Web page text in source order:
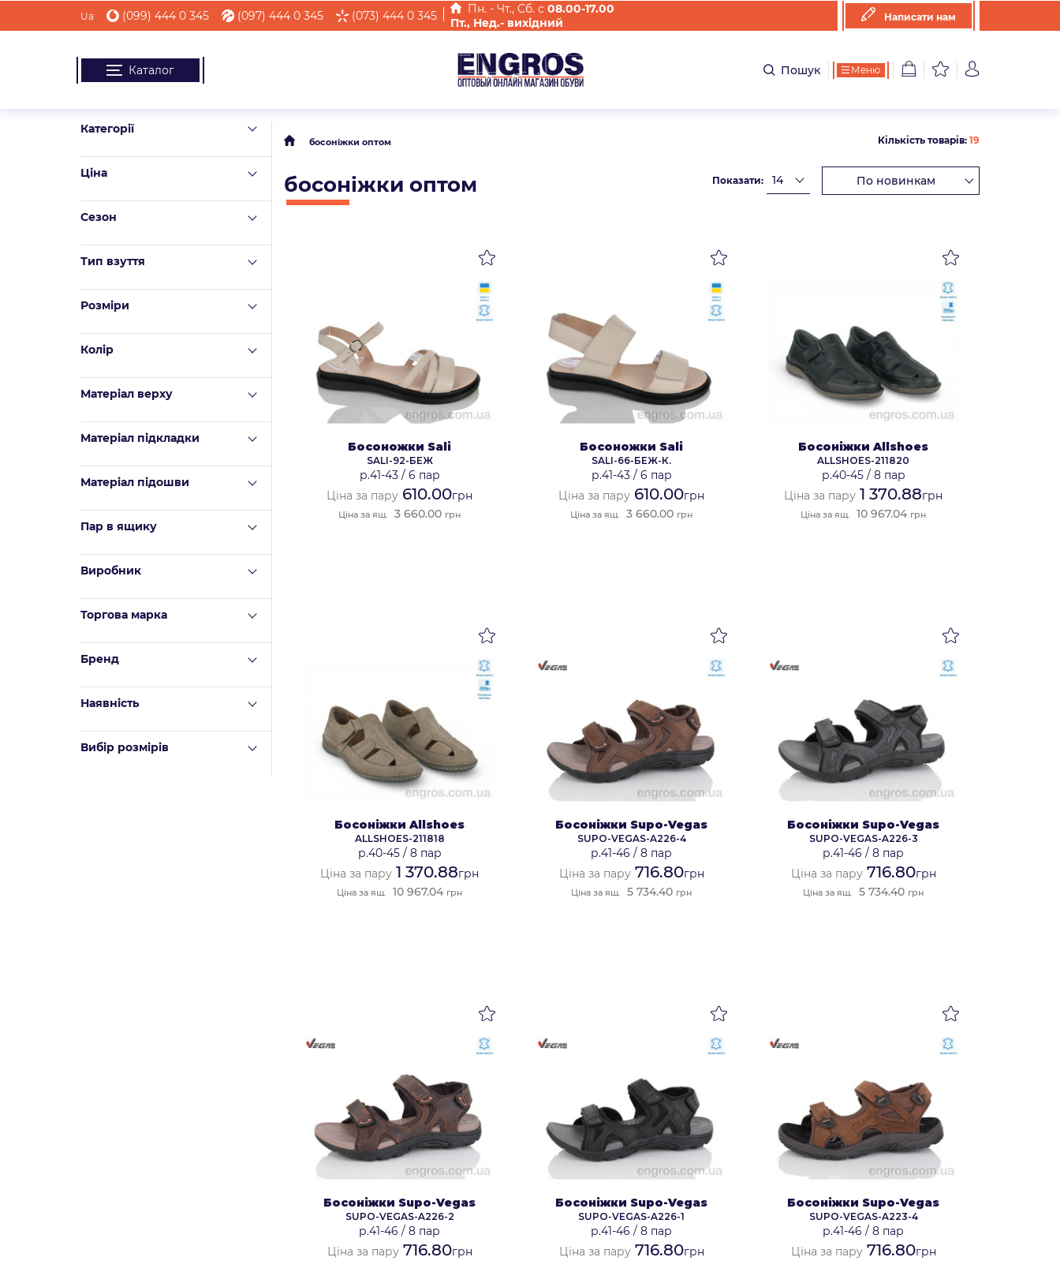
Ua (099) 444 0 345 (097) 444 0 345 (073) 444 0 345 Пн. - Чт., Cб. с 08.00-17.00
Пт., Нед.- вихідний
Написати нам
Каталог Пошук Меню
Категорії
Ціна
Сезон
Тип взуття
Розміри
Колір
Матеріал верху
Mатеріал підкладки
Матеріал підошви
Пар в ящику
Виробник
Торгова марка
Бренд
Наявність
Вибір розмірів
босоніжки оптом Кількість товарів: 19
босоніжки оптом Показати:
Босоножки Sali
SALI-92-БЕЖ
р.41-43/ 6 пар
Ціна за пару 610.00грн
Ціна за ящ. 3 660.00 грн
Босоножки Sali
SALI-66-БЕЖ-К.
р.41-43/ 6 пар
Ціна за пару 610.00грн
Ціна за ящ. 3 660.00 грн
Босоніжки Allshoes
ALLSHOES-211820
р.40-45/ 8 пар
Ціна за пару 1 370.88грн
Ціна за ящ. 10 967.04 грн
Босоніжки Allshoes
ALLSHOES-211818
р.40-45/ 8 пар
Ціна за пару 1 370.88грн
Ціна за ящ. 10 967.04 грн
Босоніжки Supo-Vegas
SUPO-VEGAS-A226-4
р.41-46 /8 пар
Ціна за пару716.80грн
Ціна за ящ. 5 734.40 грн
Босоніжки Supo-Vegas
SUPO-VEGAS-A226-3
р.41-46 /8 пар
Ціна за пару716.80грн
Ціна за ящ. 5 734.40 грн
Босоніжки Supo-Vegas
SUPO-VEGAS-A226-2
р.41-46 /8 пар
Ціна за пару716.80грн
Босоніжки Supo-Vegas
SUPO-VEGAS-A226-1
р.41-46 /8 пар
Ціна за пару716.80грн
Босоніжки Supo-Vegas
SUPO-VEGAS-A223-4
р.41-46 /8 пар
Ціна за пару716.80грн